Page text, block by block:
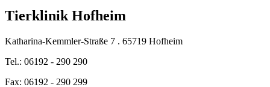
Tierklinik Hofheim
Katharina-Kemmler-Straße 7 . 65719 Hofheim
Tel.: 06192 - 290 290
Fax: 06192 - 290 299